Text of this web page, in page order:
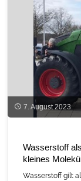
von
in
Präsenz
und
digital"
7. August 2023
Wasserstoff
kleines
Wasserstoff gilt